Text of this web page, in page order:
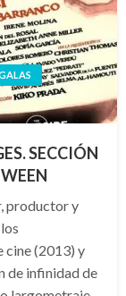
SECCIÓN
productor y
cine (2013) y
de infinidad de